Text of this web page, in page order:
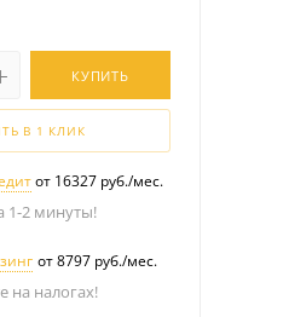
КУПИТЬ
В 1 КЛИК
от 16327 руб./мес.
1-2 минуты!
от 8797 руб./мес.
на налогах!